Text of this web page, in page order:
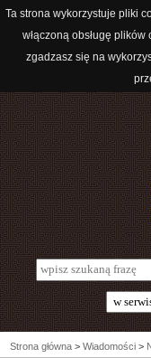
Ta strona wykorzystuje pliki
włączoną obsługę
zgadzasz się na
Strona główna > Wiadomości >